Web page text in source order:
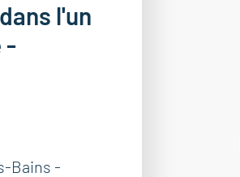
l'un
-
Bains -